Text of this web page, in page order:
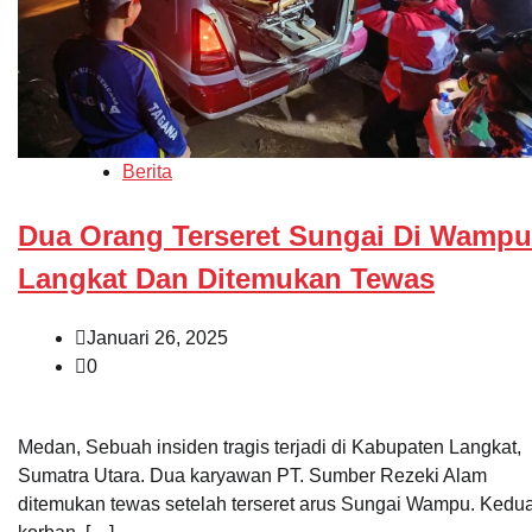
Berita
Dua Orang Terseret Sungai Di Wampu
Langkat Dan Ditemukan Tewas
Januari 26, 2025
0
Medan, Sebuah insiden tragis terjadi di Kabupaten Langkat,
Sumatra Utara. Dua karyawan PT. Sumber Rezeki Alam
ditemukan tewas setelah terseret arus Sungai Wampu.